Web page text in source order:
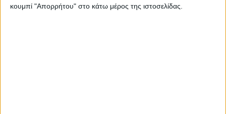
κουμπί "Απορρήτου" στο κάτω μέρος της ιστοσελίδας.